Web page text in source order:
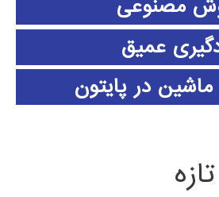
مصنوعی
عمیق
ماشین در پایتون